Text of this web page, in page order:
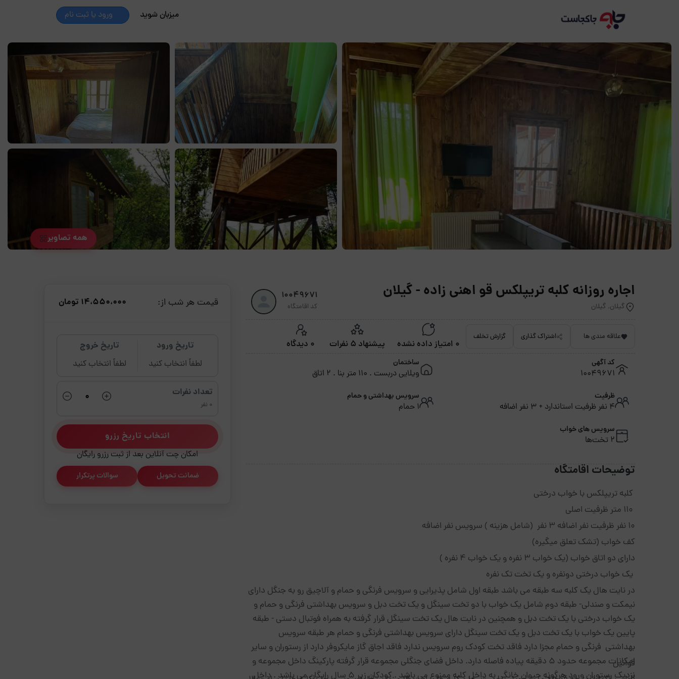
میزبان شوید ورود یا ثبت نام
همه تصاویر
اجاره روزانه کلبه تریپلکس قو اهنی زاده - گیلان
گیلان, گیلان
10049671
کد اقامتگاه
علاقه مندی ها اشتراک گذاری گزارش تخلف
0 امتیاز داده نشده پیشنهاد 5 نفرات 0 دیدگاه
کد آگهی
10049671
ساختمان
ویلایی دربست . 110 متر بنا . 2 اتاق
ظرفیت
4 نفر ظرفیت استاندارد + 3 نفر اضافه
سرویس بهداشتی و حمام
1 حمام
سرویس های خواب
2 تخت‌ها
توضیحات اقامتگاه
کلبه تریپلکس با خواب درختی
10 نفر ظرفیت نفر اضافه 3 نفر (شامل هزینه ) سرویس نفر اضافه
کف خواب (تشک تعلق میگیره)
دارای دو اتاق خواب (یک خواب 3 نفره و یک خواب 4 نفره )
یک خواب درختی دونفره و یک تخت تک نفره
در نایت هال یک کلبه سه طبقه می باشد طبقه اول شامل پذیرایی و سرویس فرنگی و حمام و آلاچیق رو به جنگل دارای
نیمکت و صندلی- طبقه دوم شامل یک خواب با دو تخت سینگل و یک تخت دبل و سرویس بهداشتی فرنگی و حمام و
یک خواب درختی با یک تخت دبل و همچنین در نایت هال یک تخت سینگل قرار گرفته به همراه فوتبال دستی - طبقه
پایین یک خواب با یک تخت دبل و یک تخت سینگل دارای سرویس بهداشتی فرنگی و حمام هر طبقه سرویس
بهداشتی فرنگی و حمام مجزا دارد فاقد تخت کودک روم سرویس ندارد فاقد اجاق گاز مایکروفر دارد از رستوران و سایر
امکانات مجموعه حدود 5 دقیقه پیاده فاصله دارد. داخل فضای جنگلی مجموعه قرار گرفته پارکینگ داخل مجموعه و
نزدیک رستوران ورود هرگونه حیوان خانگی به داخل کلبه ممنوع می باشد . کودکان زیر 5 سال رایگان می باشد . داخل
قوانین
قیمت هر شب از: 14،550،000 تومان
تاریخ ورود
لطفاً انتخاب کنید
تاریخ خروج
لطفاً انتخاب کنید
تعداد نفرات
0 نفر
انتخاب تاریخ رزرو
امکان چت آنلاین بعد از ثبت رزرو رایگان
ضمانت تحویل سوالات پرتکرار